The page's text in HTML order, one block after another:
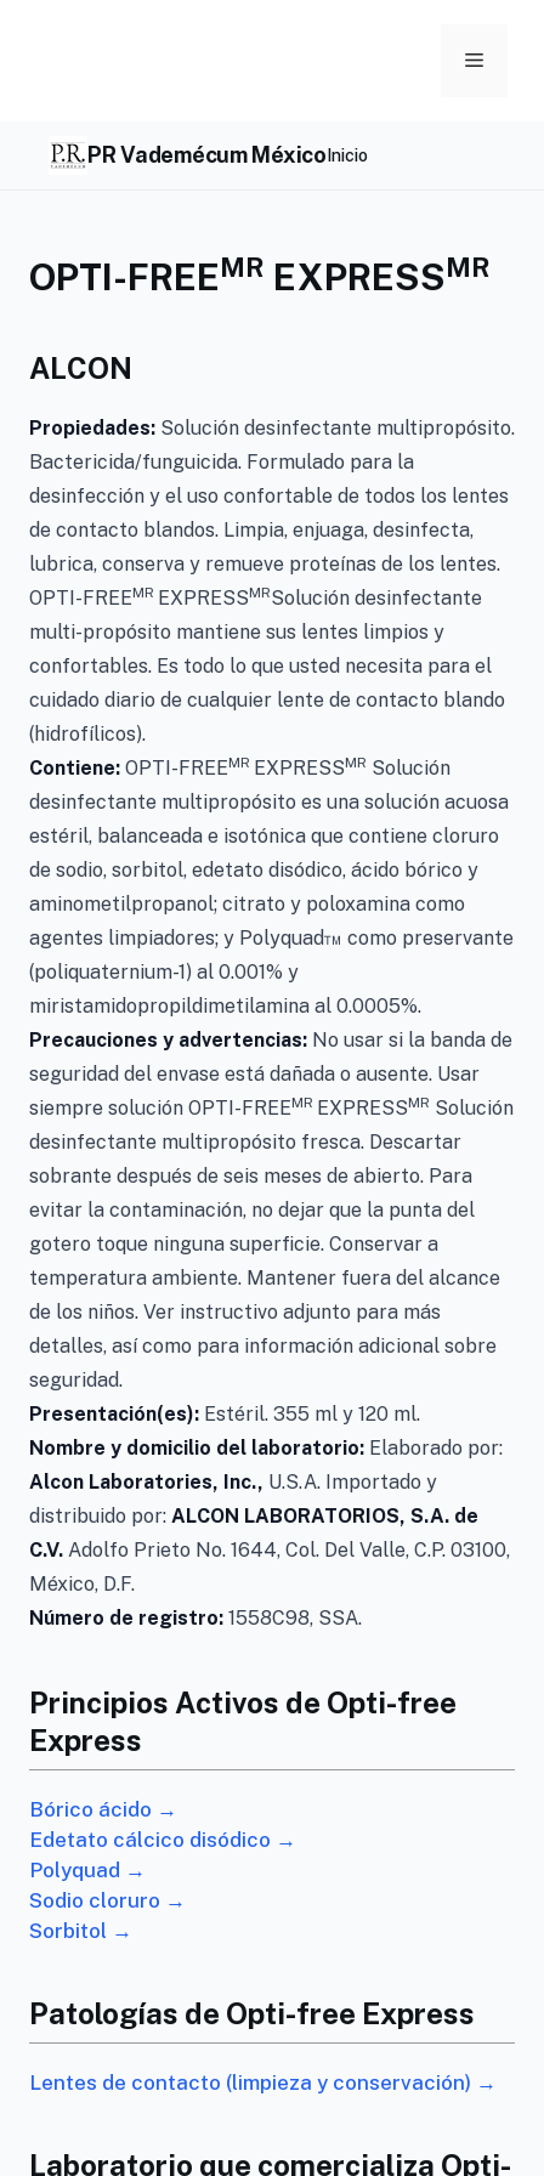
Menu
PR Vademécum MéxicoInicio
OPTI-FREEMR EXPRESSMR
ALCON
Propiedades: Solución desinfectante multipropósito.
Bactericida/funguicida. Formulado para la
desinfección y el uso confortable de todos los lentes
de contacto blandos. Limpia, enjuaga, desinfecta,
lubrica, conserva y remueve proteínas de los lentes.
OPTI-FREEMR EXPRESSMRSolución desinfectante
multi-propósito mantiene sus lentes limpios y
confortables. Es todo lo que usted necesita para el
cuidado diario de cualquier lente de contacto blando
(hidrofílicos).
Contiene: OPTI-FREEMR EXPRESSMR Solución
desinfectante multipropósito es una solución acuosa
estéril, balanceada e isotónica que contiene cloruro
de sodio, sorbitol, edetato disódico, ácido bórico y
aminometilpropanol; citrato y poloxamina como
agentes limpiadores; y Polyquad™ como preservante
(poliquaternium-1) al 0.001% y
miristamidopropildimetilamina al 0.0005%.
Precauciones y advertencias: No usar si la banda de
seguridad del envase está dañada o ausente. Usar
siempre solución OPTI-FREEMR EXPRESSMR Solución
desinfectante multipropósito fresca. Descartar
sobrante después de seis meses de abierto. Para
evitar la contaminación, no dejar que la punta del
gotero toque ninguna superficie. Conservar a
temperatura ambiente. Mantener fuera del alcance
de los niños. Ver instructivo adjunto para más
detalles, así como para información adicional sobre
seguridad.
Presentación(es): Estéril. 355 ml y 120 ml.
Nombre y domicilio del laboratorio: Elaborado por:
Alcon Laboratories, Inc., U.S.A. Importado y
distribuido por: ALCON LABORATORIOS, S.A. de
C.V. Adolfo Prieto No. 1644, Col. Del Valle, C.P. 03100,
México, D.F.
Número de registro: 1558C98, SSA.
Principios Activos de Opti-free
Express
Bórico ácido →
Edetato cálcico disódico →
Polyquad →
Sodio cloruro →
Sorbitol →
Patologías de Opti-free Express
Lentes de contacto (limpieza y conservación) →
Laboratorio que comercializa Opti-